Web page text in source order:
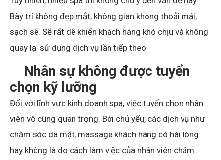
Bày trí không đẹp mắt, không gian không thoải mái,
sạch sẽ. Sẽ rất dễ khiến khách hàng khó chịu và không
quay lại sử dụng dịch vụ lần tiếp theo.
Nhân sự không được tuyển
chọn kỹ lưỡng
Đối với lĩnh vực kinh doanh spa, việc tuyển chọn nhân
viên vô cùng quan trọng. Bởi chủ yếu, các dịch vụ như
chăm sóc da mặt, massage khách hàng có hài lòng
hay không là do cách làm việc của nhân viên chăm